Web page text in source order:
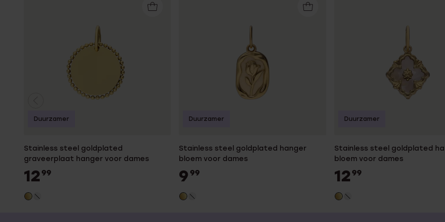
Stainless steel goldplated
graveerplaat hanger voor dames
12 99
Duurzamer
Stainless steel goldplated hanger
bloem voor dames
9 99
Duurzamer
Stainless steel goldplated
bloem voor dames
12 99
Duurzamer